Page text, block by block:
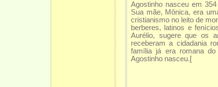
Agostinho nasceu em
Sua mãe, Mônica, era
cristianismo no leito de
berberes, latinos e
Aurélio, sugere que os
receberam a cidadania
família já era romana
Agostinho nasceu.[